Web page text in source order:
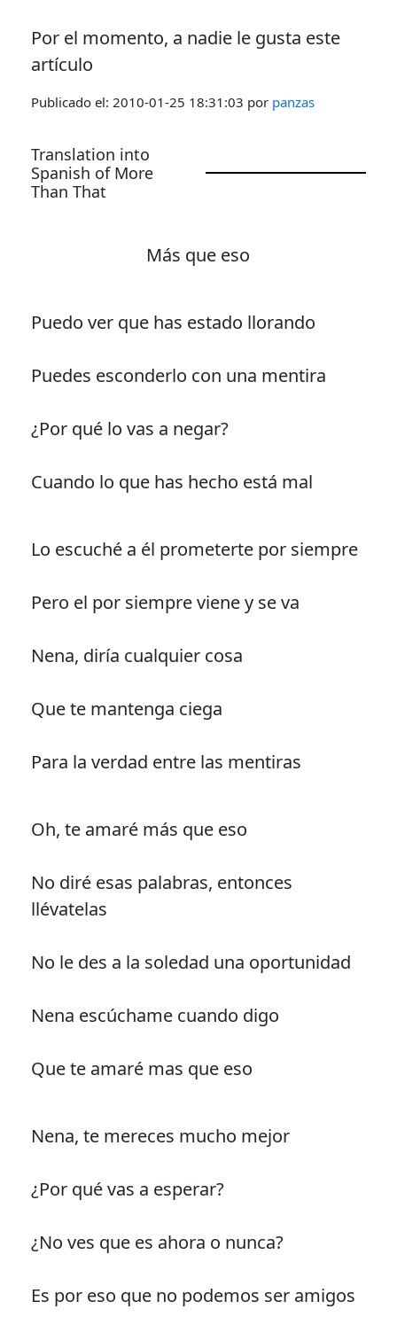
Por el momento, a nadie le gusta este
artículo
Publicado el: 2010-01-25 18:31:03 por panzas
Translation into
Spanish of More
Than That
Más que eso
Puedo ver que has estado llorando
Puedes esconderlo con una mentira
¿Por qué lo vas a negar?
Cuando lo que has hecho está mal
Lo escuché a él prometerte por siempre
Pero el por siempre viene y se va
Nena, diría cualquier cosa
Que te mantenga ciega
Para la verdad entre las mentiras
Oh, te amaré más que eso
No diré esas palabras, entonces
llévatelas
No le des a la soledad una oportunidad
Nena escúchame cuando digo
Que te amaré mas que eso
Nena, te mereces mucho mejor
¿Por qué vas a esperar?
¿No ves que es ahora o nunca?
Es por eso que no podemos ser amigos